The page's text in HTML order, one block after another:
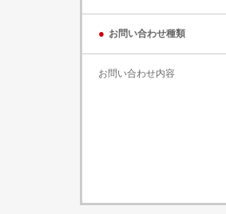
● お問い合わせ種類
お問い合わせ内容